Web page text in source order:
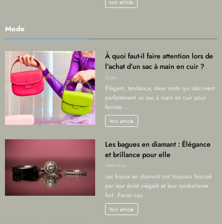
voir article
Mode
À quoi faut-il faire attention lors de
l’achat d’un sac à main en cuir ?
Zozo
Élégant, tendance, deux mots qui décrivent
parfaitement un sac à main en cuir pour
femme.…
Voir article
Les bagues en diamant : Élégance
et brillance pour elle
Valentina
Les bijoux en diamant ont toujours fasciné
par leur éclat inégalé et leur symbolisme
fort. Parmi ces…
Voir article